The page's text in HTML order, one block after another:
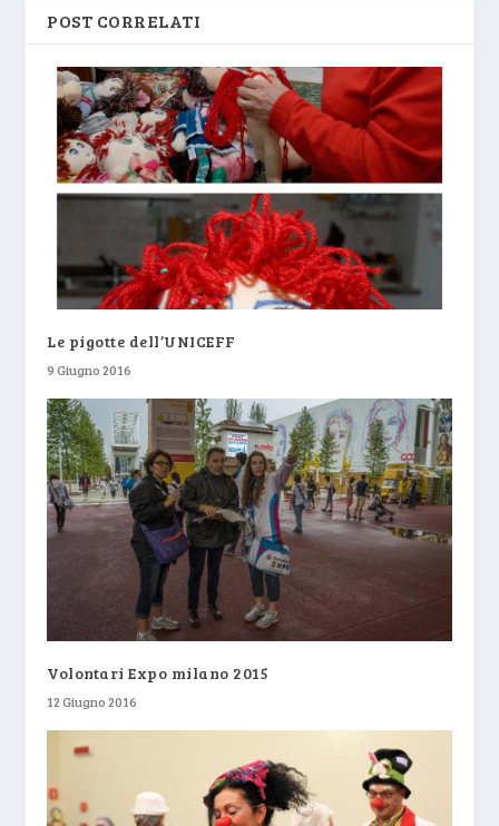
POST CORRELATI
Le pigotte dell’UNICEFF
9 Giugno 2016
Volontari Expo milano 2015
12 Giugno 2016